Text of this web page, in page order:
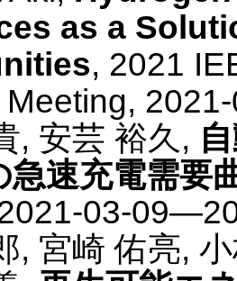
as a
, 2021
,
, 安芸 裕久 ,
急速充電需要
03-09—
, 宮崎 佑亮,